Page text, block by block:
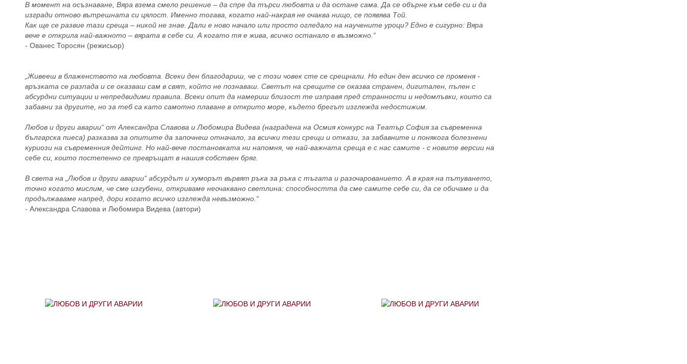
В момент на осъзнаване, Вяра взема смело решение – да спре да търси любовта и да остане сама. Да се обърне към себе си и да
изгради отново вътрешната си цялост. Именно тогава, когато най-накрая не очаква нищо, се появява Той.
Как ще се развие тази среща – никой не знае. Дали е ново начало или просто огледало на научените уроци? Едно е сигурно: Вяра
вече е открила най-важното – вярата в себе си. А когато тя е жива, всичко останало е възможно.“
- Ованес Торосян (режисьор)
„Живееш в блаженството на любовта. Всеки ден благодариш, че с този човек сте се срещнали. Но един ден всичко се променя -
връзката се разпада и се оказваш сам в свят, който не познаваш. Светът на срещите се оказва странен, дигитален, пълен с
абсурдни ситуации и непредвидими правила. Всеки опит да намериш близост те изправя пред странности и недомлъвки, които са
забавни за другите, но за теб са като самотно плаване в открито море, където брегът изглежда недостижим.
Любов и други аварии“ от Александра Славова и Любомира Видева (наградена на Осмия конкурс на Театър София за съвременна
българска пиеса) разказва за опитите да започнеш отначало, за всички тези срещи и откази, за забавните и понякога болезнени
куриози на съвременния дейтинг. Но най-вече постановката ни напомня, че най-важната среща е с нас самите - с новите версии на
себе си, които постепенно се превръщат в нашия собствен бряг.
В света на „Любов и други аварии“ абсурдът и хуморът вървят ръка за ръка с тъгата и разочарованието. А в края на пътуването,
точно когато мислим, че сме изгубени, откриваме неочаквано светлина: способността да сме самите себе си, да се обичаме и да
продължаваме напред, дори когато всичко изглежда невъзможно.“
- Александра Славова и Любомира Видева (автори)